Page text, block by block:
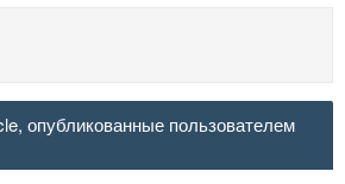
опубликованные пользователем